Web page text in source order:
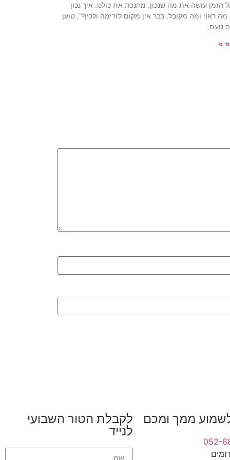
הזמן עושה את מה שנכון. מחנכת את כולנו. איך נכון
מה ראוי ומה מקובל. כבר אין מקום לזרימה ולכיף", טוען
נועם.
»
ממך ומכם
052-
לקבלת הטור השבועי
לנייד